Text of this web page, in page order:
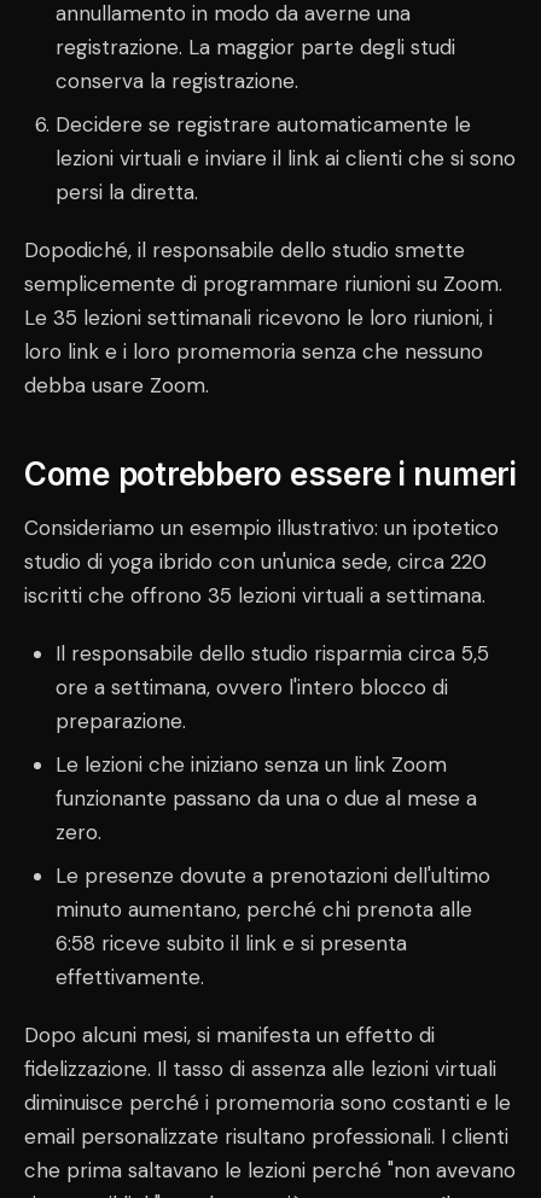
annullamento in modo da averne una
registrazione. La maggior parte degli studi
conserva la registrazione.
Decidere se registrare automaticamente le
lezioni virtuali e inviare il link ai clienti che si sono
persi la diretta.
Dopodiché, il responsabile dello studio smette
semplicemente di programmare riunioni su Zoom.
Le 35 lezioni settimanali ricevono le loro riunioni, i
loro link e i loro promemoria senza che nessuno
debba usare Zoom.
Come potrebbero essere i numeri
Consideriamo un esempio illustrativo: un ipotetico
studio di yoga ibrido con un'unica sede, circa 220
iscritti che offrono 35 lezioni virtuali a settimana.
Il responsabile dello studio risparmia circa 5,5
ore a settimana, ovvero l'intero blocco di
preparazione.
Le lezioni che iniziano senza un link Zoom
funzionante passano da una o due al mese a
zero.
Le presenze dovute a prenotazioni dell'ultimo
minuto aumentano, perché chi prenota alle
6:58 riceve subito il link e si presenta
effettivamente.
Dopo alcuni mesi, si manifesta un effetto di
fidelizzazione. Il tasso di assenza alle lezioni virtuali
diminuisce perché i promemoria sono costanti e le
email personalizzate risultano professionali. I clienti
che prima saltavano le lezioni perché "non avevano